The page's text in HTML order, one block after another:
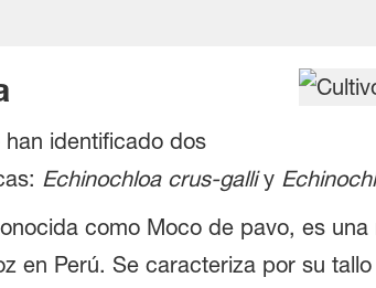
identificado dos
Echinochloa crus-galliy
como Moco de pavo, es
en Perú. Se caracteriza por su